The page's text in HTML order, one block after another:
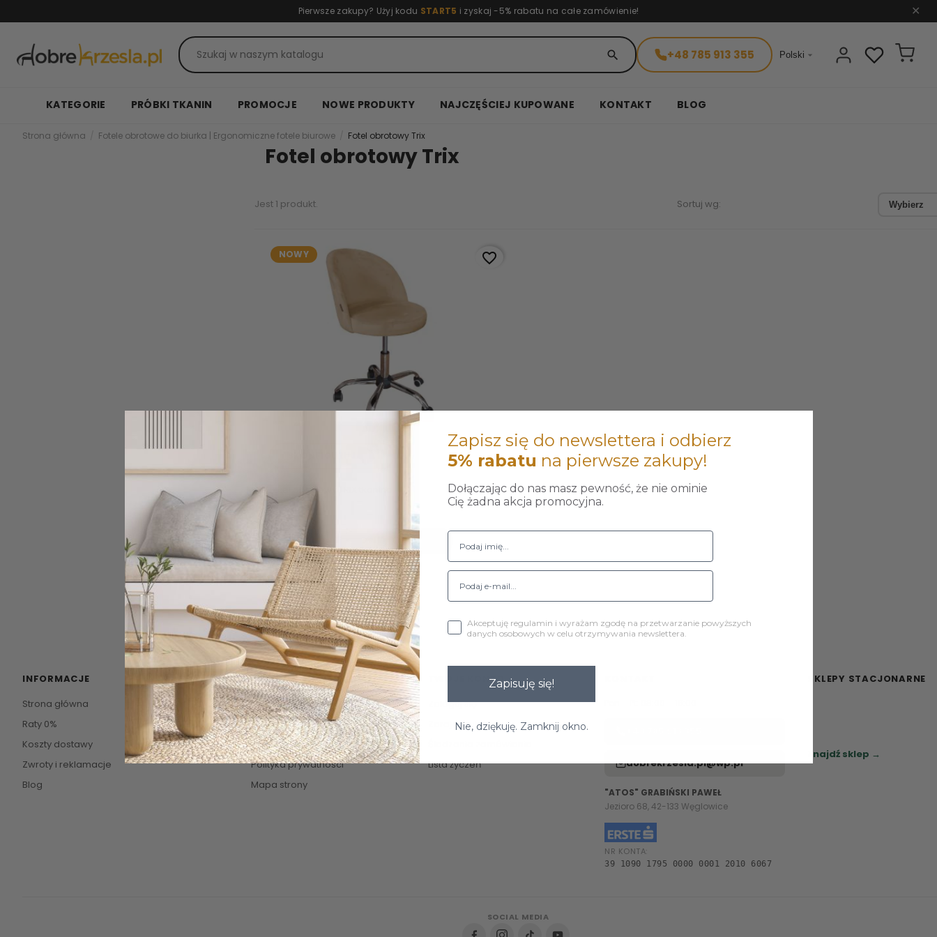
Pierwsze zakupy? Użyj kodu START5 i zyskaj -5% rabatu na całe zamówienie! ✕
search +48 785 913 355 Polski 
KATEGORIE PRÓBKI TKANIN PROMOCJE NOWE PRODUKTY NAJCZĘŚCIEJ KUPOWANE KONTAKT BLOG
Strona główna Fotele obrotowe do biurka | Ergonomiczne fotele biurowe Fotel obrotowy Trix
Fotel obrotowy Trix
Jest 1 produkt. Sortuj wg: Wybierz
Fotel obrotowy TRIX tkanina...
437,00 zł
Do koszyka
NOWY favorite_border
Pokazano 1-1 z 1 pozycji
INFORMACJE
Strona główna
Raty 0%
Koszty dostawy
Zwroty i reklamacje
Blog
POMOC
Kontakt
O firmie
Regulamin
Polityka prywatności
Mapa strony
TWOJE KONTO
Zaloguj się
Zarejestruj się
Lista życzeń
dobrekrzesla.pl@wp.pl
"ATOS" GRABIŃSKI PAWEŁ
Jezioro 68, 42-133 Węglowice
NR KONTA:
39 1090 1795 0000 0001 2010 6067
SKLEPY STACJONARNE
Znajdź sklep →
SOCIAL MEDIA
Zapisz się do newslettera i odbierz
5% rabatu na pierwsze zakupy!
Dołączając do nas masz pewność, że nie ominie
Cię żadna akcja promocyjna.
Akceptuję regulamin i wyrażam zgodę na przetwarzanie powyższych
danych osobowych w celu otrzymywania newslettera.
Zapisuję się!
Nie, dziękuję. Zamknij okno.